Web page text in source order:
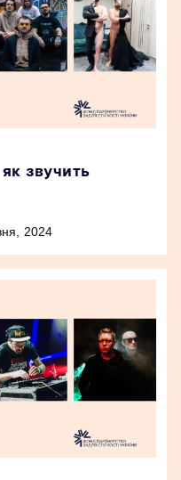
звучить
2024